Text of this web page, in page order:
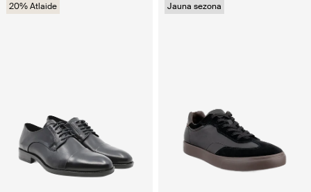
20% Atlaide Jauna sezona